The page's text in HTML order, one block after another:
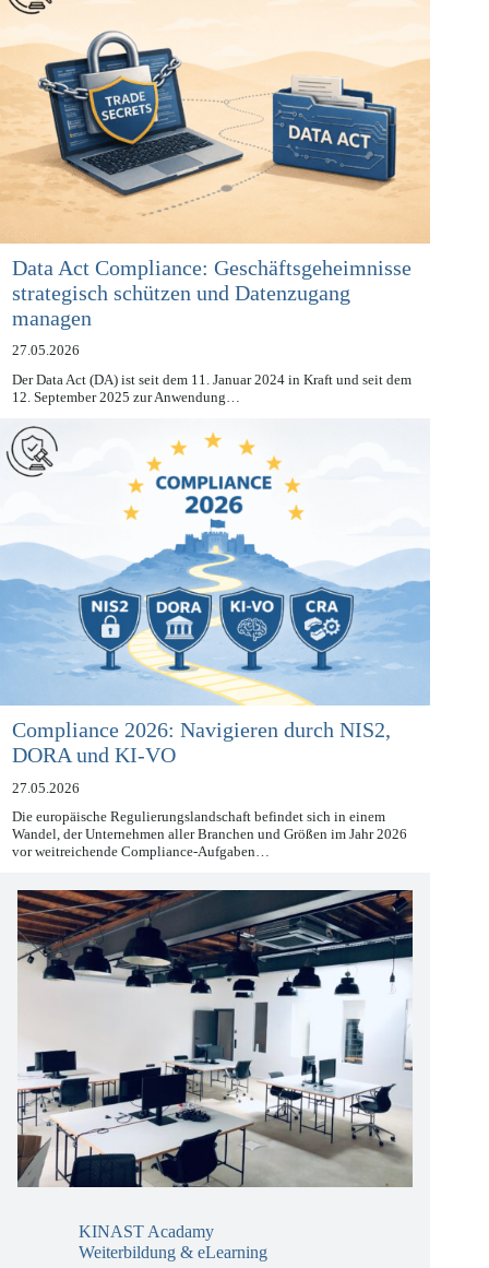
Data Act Compliance: Geschäftsgeheimnisse
strategisch schützen und Datenzugang
managen
27.05.2026
Der Data Act (DA) ist seit dem 11. Januar 2024 in Kraft und seit dem
Compliance 2026: Navigieren durch NIS2,
DORA und KI-VO
27.05.2026
Die europäische Regulierungslandschaft befindet sich in einem
Wandel, der Unternehmen aller Branchen und Größen im Jahr 2026
KINAST Acadamy